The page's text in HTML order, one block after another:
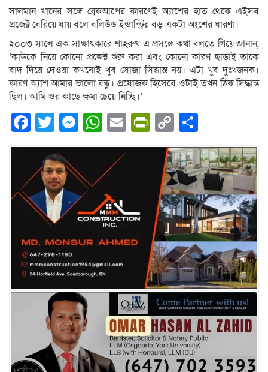
সালমান খানের সঙ্গে ব্রেকআপের কারণেই অ্যাশের হাত থেকে এইসব
প্রজেক্ট বেরিয়ে যায় বলে বলিউড ইন্ডাস্ট্রির বড় একটা অংশের ধারণা।
২০০৩ সালে এক সাক্ষাৎকারে শাহরুখ এ প্রসঙ্গে কথা বলতে গিয়ে জানান,
‘কাউকে নিয়ে কোনো প্রজেক্ট শুরু করা এবং কোনো কারণ ছাড়াই তাকে
বাদ দিয়ে দেওয়া কখনোই খুব সোজা সিদ্ধান্ত নয়। এটা খুব দুঃখজনক।
কারণ অ্যাশ আমার ভালো বন্ধু। প্রযোজক হিসেবে ওটাই তখন ঠিক সিদ্ধান্ত
ছিল। আমি ওর কাছে ক্ষমা চেয়ে নিচ্ছি।’
Facebook
Twitter
Messenger
WhatsApp
EmailPrintFriendly
Copy
Link